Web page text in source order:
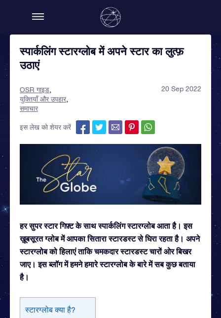
स्पार्कलिंग स्टारग्लोब में अपने स्टार का लुत्फ़
उठाएं
OSR गाइड
युक्तियाँ और उपहार
समाचार
20 Sep 2022
इस लेख को शेयर करें
हर सुपर स्टार गिफ़्ट के साथ स्पार्कलिंग स्टारग्लोब आता है। इस
ख़ूबसूरत ग्लोब में आपका सितारा स्टारडस्ट से घिरा रहता है। अपने
स्टारग्लोब को हिलाएं ताकि चमकदार स्टारडस्ट चारों ओर बिखर
जाए। इस ब्लॉग में हमने हमारे स्टारग्लोब के बारे में सब कुछ बताया
है।
स्टारग्लोब क्या है?